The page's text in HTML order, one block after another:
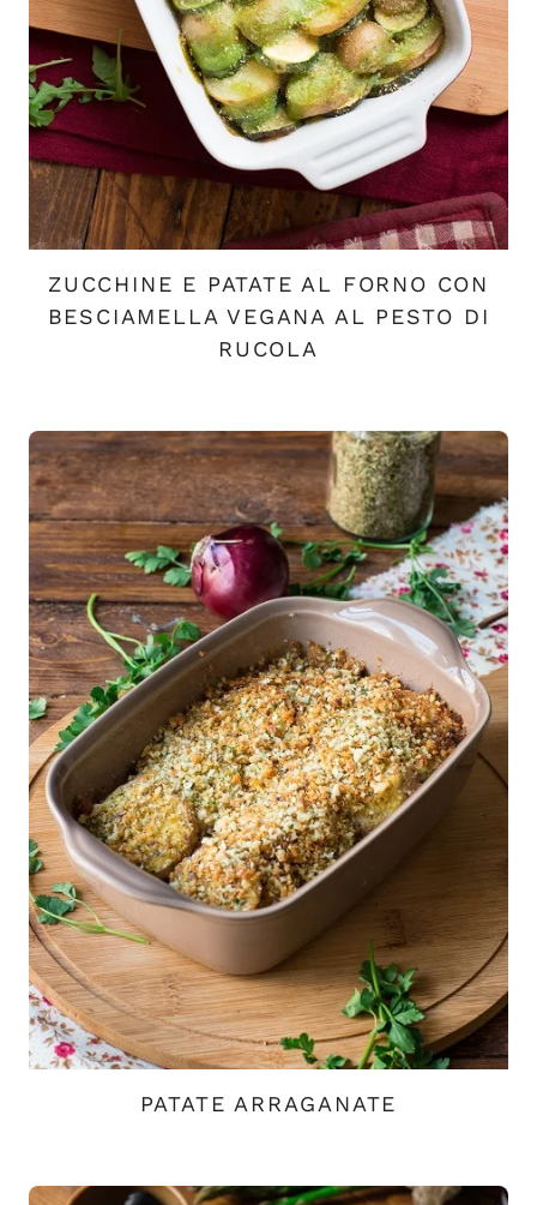
ZUCCHINE E PATATE AL FORNO CON
BESCIAMELLA VEGANA AL PESTO DI
RUCOLA
PATATE ARRAGANATE